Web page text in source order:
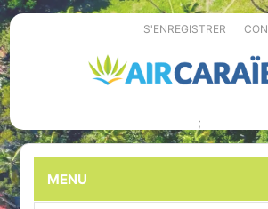
S'ENREGISTRER
;
MENU